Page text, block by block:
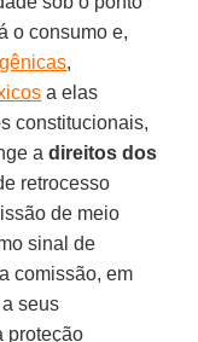
o consumo e,
,
a elas
constitucionais,
adireitos dos
retrocesso
de meio
sinal de
comissão, em
seus
proteção